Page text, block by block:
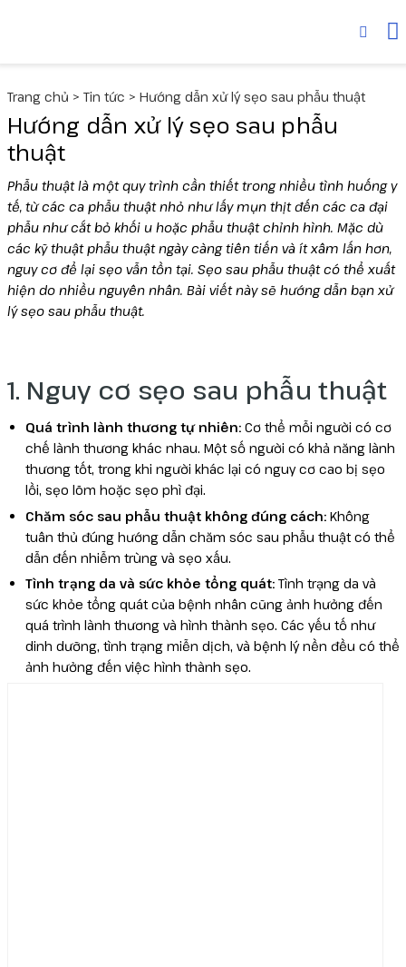
Trang chủ > Tin tức > Hướng dẫn xử lý sẹo sau phẫu thuật
Hướng dẫn xử lý sẹo sau phẫu
thuật
Phẫu thuật là một quy trình cần thiết trong nhiều tình huống y
tế, từ các ca phẫu thuật nhỏ như lấy mụn thịt đến các ca đại
phẫu như cắt bỏ khối u hoặc phẫu thuật chỉnh hình. Mặc dù
các kỹ thuật phẫu thuật ngày càng tiên tiến và ít xâm lấn hơn,
nguy cơ để lại sẹo vẫn tồn tại. Sẹo sau phẫu thuật có thể xuất
hiện do nhiều nguyên nhân. Bài viết này sẽ hướng dẫn bạn xử
lý sẹo sau phẫu thuật.
1. Nguy cơ sẹo sau phẫu thuật
Quá trình lành thương tự nhiên:Cơ thể mỗi người có cơ
chế lành thương khác nhau. Một số người có khả năng lành
thương tốt, trong khi người khác lại có nguy cơ cao bị sẹo
lồi, sẹo lõm hoặc sẹo phì đại.
Chăm sóc sau phẫu thuật không đúng cách:Không
tuân thủ đúng hướng dẫn chăm sóc sau phẫu thuật có thể
dẫn đến nhiễm trùng và sẹo xấu.
Tình trạng da và sức khỏe tổng quát:Tình trạng da và
sức khỏe tổng quát của bệnh nhân cũng ảnh hưởng đến
quá trình lành thương và hình thành sẹo. Các yếu tố như
dinh dưỡng, tình trạng miễn dịch, và bệnh lý nền đều có thể
ảnh hưởng đến việc hình thành sẹo.
Deuxclair
Fotona
Liftera V
Liftera A
Wonder
Virtue RF
Reborn
Dược mỹ phẩm
Skinuva
Senté
Collagen